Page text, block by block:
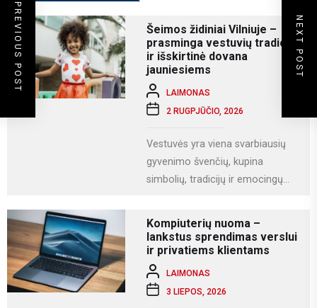
PREVIOUS POST NEXT POST
Šeimos židiniai Vilniuje –
prasminga vestuvių tradicija
ir išskirtinė dovana
jauniesiems
LAIMONAS
2 RUGPJŪČIO, 2026
Vestuvės yra viena svarbiausių
gyvenimo švenčių, kupina
simbolių, tradicijų ir emocingų
vestuvių...
Kompiuterių nuoma –
lankstus sprendimas verslui
ir privatiems klientams
LAIMONAS
3 LIEPOS, 2026